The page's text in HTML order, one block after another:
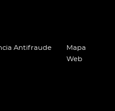
Antifraude
Mapa
Web